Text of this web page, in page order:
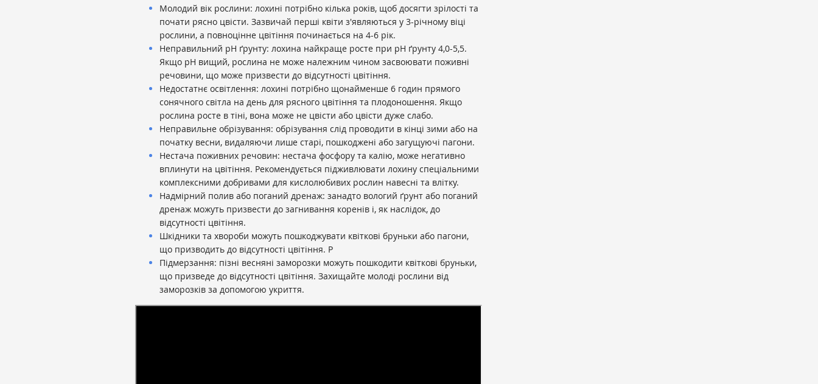
Молодий вік рослини: лохині потрібно кілька років, щоб досягти зрілості та
почати рясно цвісти. Зазвичай перші квіти з'являються у 3-річному віці
рослини, а повноцінне цвітіння починається на 4-6 рік.
Неправильний pH ґрунту: лохина найкраще росте при pH ґрунту 4,0-5,5.
Якщо pH вищий, рослина не може належним чином засвоювати поживні
речовини, що може призвести до відсутності цвітіння.
Недостатнє освітлення: лохині потрібно щонайменше 6 годин прямого
сонячного світла на день для рясного цвітіння та плодоношення. Якщо
рослина росте в тіні, вона може не цвісти або цвісти дуже слабо.
Неправильне обрізування: обрізування слід проводити в кінці зими або на
початку весни, видаляючи лише старі, пошкоджені або загущуючі пагони.
Нестача поживних речовин: нестача фосфору та калію, може негативно
вплинути на цвітіння. Рекомендується підживлювати лохину спеціальними
комплексними добривами для кислолюбивих рослин навесні та влітку.
Надмірний полив або поганий дренаж: занадто вологий ґрунт або поганий
дренаж можуть призвести до загнивання коренів і, як наслідок, до
відсутності цвітіння.
Шкідники та хвороби можуть пошкоджувати квіткові бруньки або пагони,
що призводить до відсутності цвітіння. Р
Підмерзання: пізні весняні заморозки можуть пошкодити квіткові бруньки,
що призведе до відсутності цвітіння. Захищайте молоді рослини від
заморозків за допомогою укриття.